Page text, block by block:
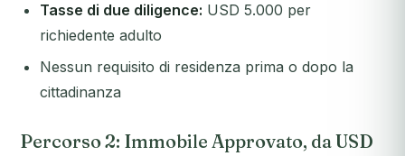
Tasse di due diligence: USD 5.000 per
richiedente adulto
Nessun requisito di residenza prima o dopo la
cittadinanza
Percorso 2: Immobile Approvato, da USD